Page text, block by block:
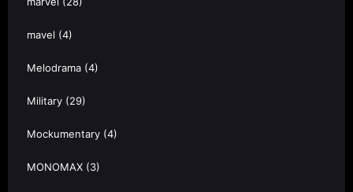
mavel (4)
Melodrama (4)
Military (29)
Mockumentary (4)
MONOMAX (3)